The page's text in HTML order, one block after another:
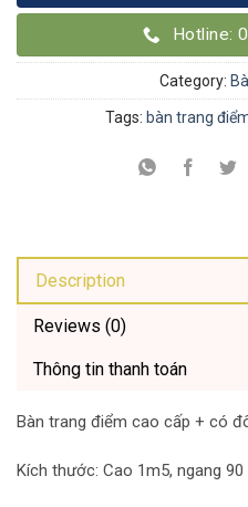
Hotline:
Category:
Tags: bàn trang
Description
Reviews (0)
Thông tin thanh toán
Bàn trang điểm cao cấp + có
Kích thước: Cao 1m5, ngang 90